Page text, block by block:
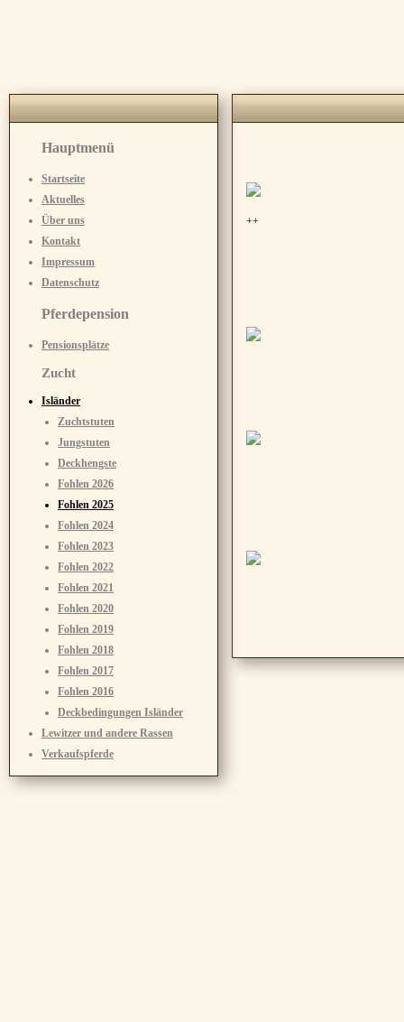
Hauptmenü
Startseite
Aktuelles
Über uns
Kontakt
Impressum
Datenschutz
Pferdepension
Pensionsplätze
Zucht
Isländer
Zuchtstuten
Jungstuten
Deckhengste
Fohlen 2026
Fohlen 2025
Fohlen 2024
Fohlen 2023
Fohlen 2022
Fohlen 2021
Fohlen 2020
Fohlen 2019
Fohlen 2018
Fohlen 2017
Fohlen 2016
Deckbedingungen Isländer
Lewitzer und andere Rassen
Verkaufspferde
++